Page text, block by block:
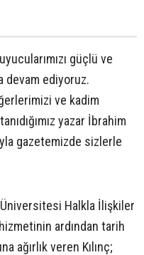
güçlü ve
devam ediyoruz.
ve kadim
yazar İbrahim
gazetemizde sizlerle
Halkla İlişkiler
ardından tarih
ağırlık veren Kılınç;